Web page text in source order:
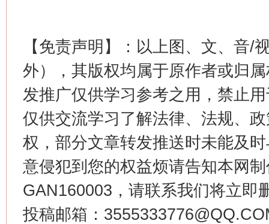
【免责声明】：以上图、文、音/
外），其版权均属于原作者或归
发推广仅供学习参考之用，禁止
仅供交流学习了解法律、法规、
权，部分文章转发推送时未能及
意侵犯到您的权益烦请告知本网
GAN160003，请联系我们将立即
投稿邮箱：
这是一记警钟！ 谢